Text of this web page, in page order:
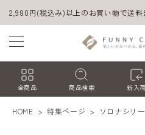
2,980円(税込み)以上のお買い物で送料
全商品 商品検索 新入荷
HOME 特集ページ ソロナシリ